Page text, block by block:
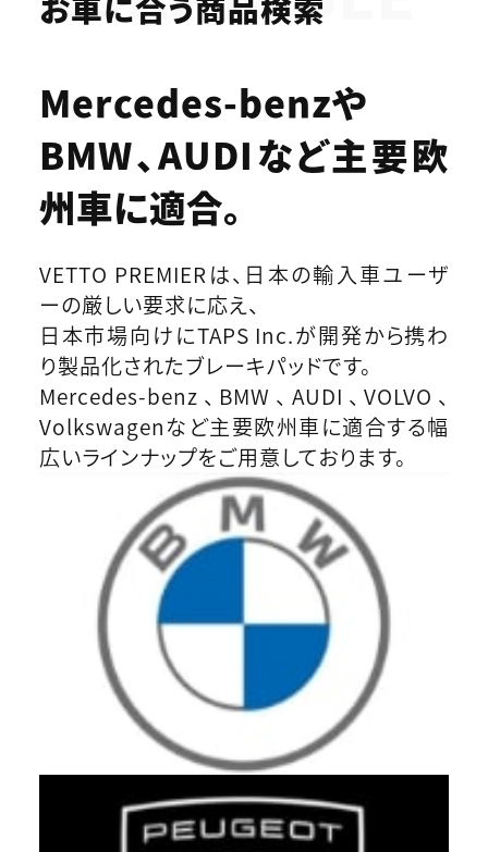
Mercedes-benzや
BMW、AUDIなど主要欧
州車に適合。
VETTO PREMIERは、日本の輸入車ユーザ
ーの厳しい要求に応え、
日本市場向けにTAPS Inc.が開発から携わ
り製品化されたブレーキパッドです。
Mercedes-benz、BMW、AUDI、VOLVO、
Volkswagenなど主要欧州車に適合する幅
広いラインナップをご用意しております。